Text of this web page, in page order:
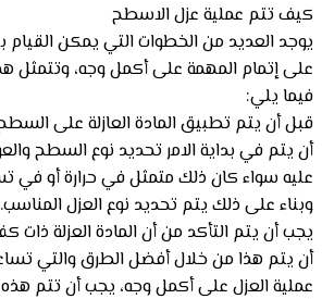
كيف تتم عملية عزل الاسطح
يوجد العديد من الخطوات التي يمكن
على إتمام المهمة على أكمل وجه، وتتمثل
فيما يلي:
قبل أن يتم تطبيق المادة العازلة على
أن يتم في بداية الامر تحديد نوع السطح
عليه سواء كان ذلك متمثل في حرارة أو في
وبناء على ذلك يتم تحديد نوع العزل المناسب.
يجب أن يتم التأكد من أن المادة العزلة ذات
أن يتم هذا من خلال أفضل الطرق والتي
عملية العزل على أكمل وجه، يجب أن تتم